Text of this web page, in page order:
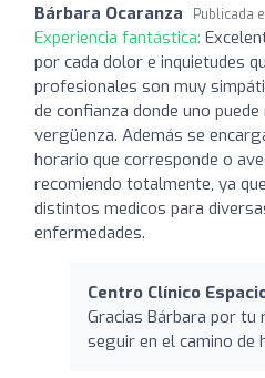
Bárbara Ocaranza Publicada
Experiencia fantástica:
por cada dolor e inquietudes
profesionales son muy
de confianza donde uno
vergüenza. Además se
horario que corresponde o
recomiendo totalmente, ya
distintos medicos para
enfermedades.
Centro Clínico
Gracias Bárbara por tu
seguir en el camino de